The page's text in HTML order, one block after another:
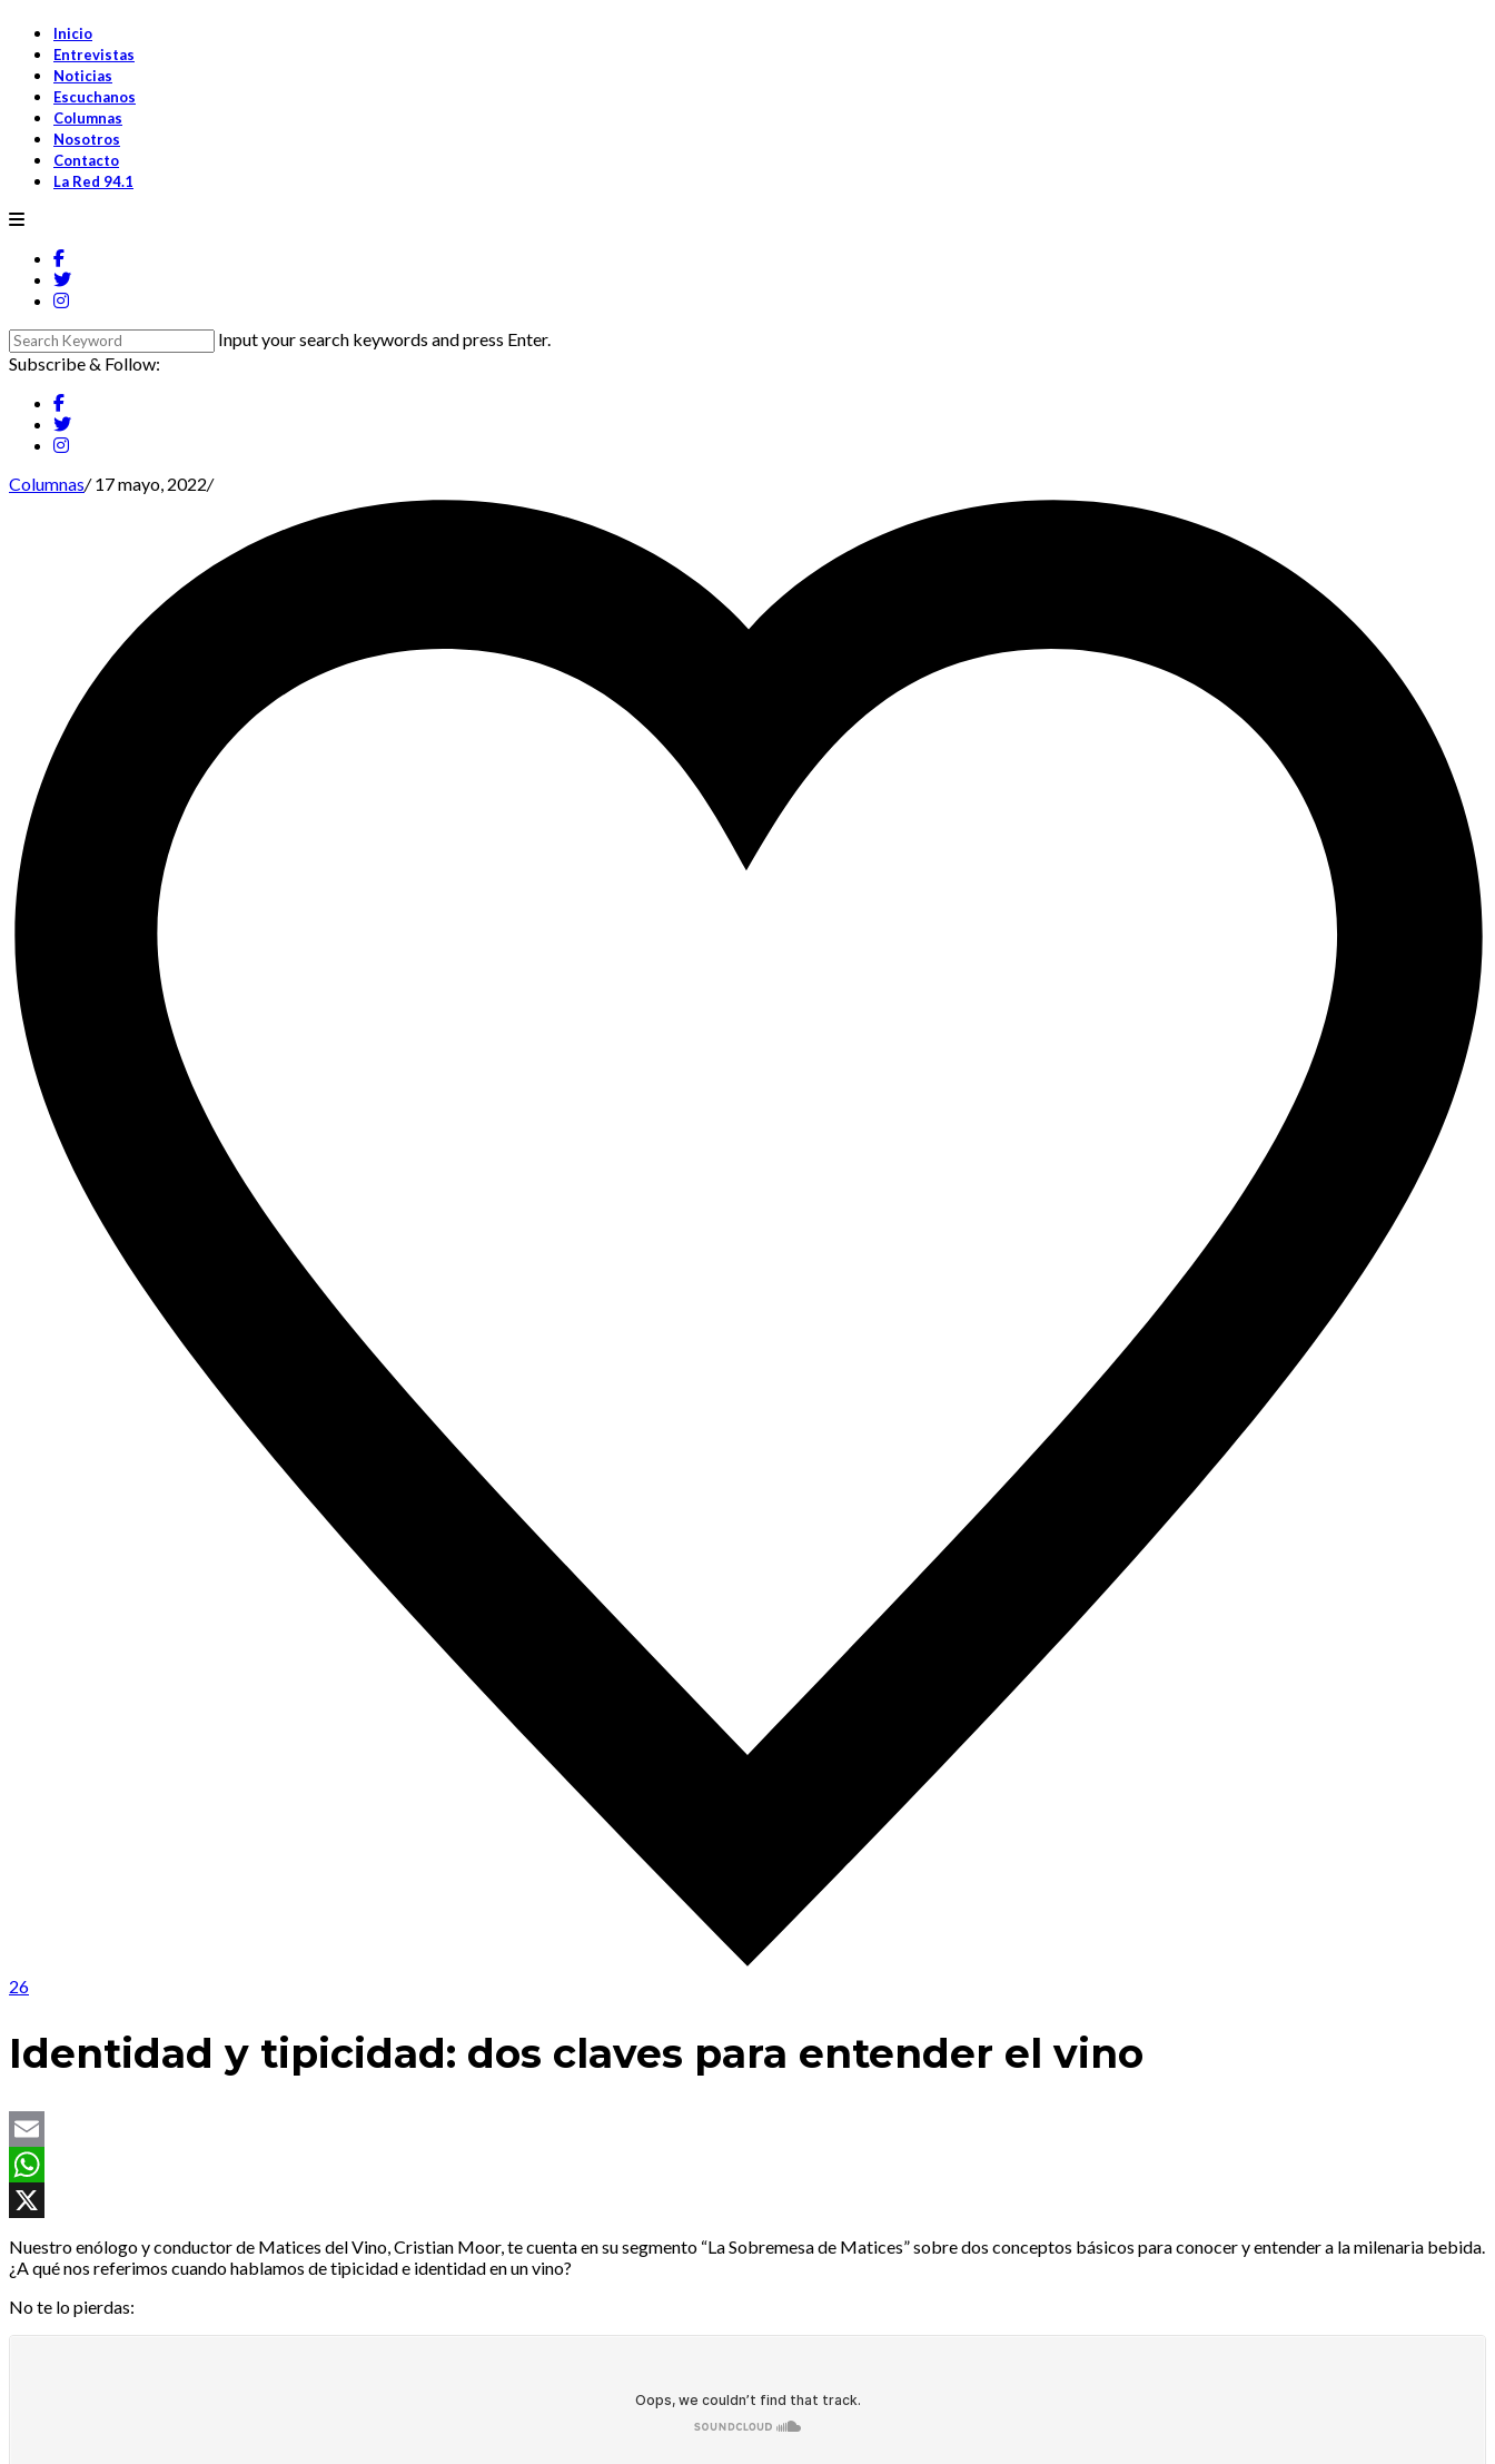
Inicio
Entrevistas
Noticias
Escuchanos
Columnas
Nosotros
Contacto
La Red 94.1
Input your search keywords and press Enter.
Subscribe & Follow:
Columnas/17 mayo, 2022/
26
Identidad y tipicidad: dos claves para entender el vino
Email
WhatsApp
Nuestro enólogo y conductor de Matices del Vino, Cristian Moor, te cuenta en su segmento “La Sobremesa de Matices” sobre dos conceptos básicos para conocer y entender a la milenaria bebida.
¿A qué nos referimos cuando hablamos de tipicidad e identidad en un vino?
No te lo pierdas: